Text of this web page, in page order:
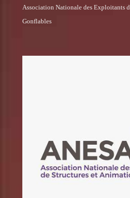
Association Nationale des Exploitants
Gonflables